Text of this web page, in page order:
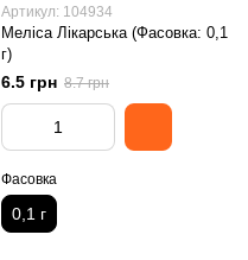
Артикул: 104934
Меліса Лікарська (Фасовка: 0,1
г)
6.5 грн 8.7 грн
Фасовка
0,1 г